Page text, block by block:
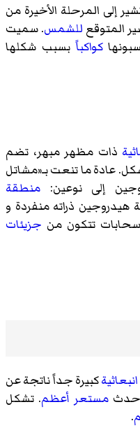
إلى المرحلة الأخيرة من
المتوقع للشمس. سميت
كواكباًبسبب شكلها
ذات مظهر مبهر، تضم
عادة ما تنعت بـ«مشاتل
إلى نوعين: منطقة
ذراته منفردة و
تتكون من جزيئات
كبيرة جداً ناتجة عن
حدث مستعر أعظم. تشكل
.